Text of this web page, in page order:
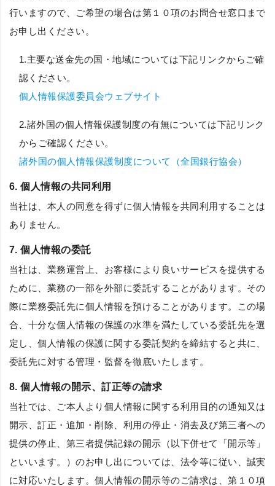
行いますので、ご希望の場合は第１０項のお問合せ窓口まで
お申し出ください。
1.主要な送金先の国・地域については下記リンクからご確
認ください。
個人情報保護委員会ウェブサイト
2.諸外国の個人情報保護制度の有無については下記リンク
からご確認ください。
諸外国の個人情報保護制度について（全国銀行協会）
6. 個人情報の共同利用
当社は、本人の同意を得ずに個人情報を共同利用することは
ありません。
7. 個人情報の委託
当社は、業務運営上、お客様により良いサービスを提供する
ために、業務の一部を外部に委託することがあります。その
際に業務委託先に個人情報を預けることがあります。この場
合、十分な個人情報の保護の水準を満たしている委託先を選
定し、個人情報の保護に関する委託契約を締結すると共に、
委託先に対する管理・監督を徹底いたします。
8. 個人情報の開示、訂正等の請求
当社では、ご本人より個人情報に関する利用目的の通知又は
開示、訂正・追加・削除、利用の停止・消去及び第三者への
提供の停止、第三者提供記録の開示（以下併せて「開示等」
といいます。）のお申し出については、法令等に従い、誠実
に対応いたします。個人情報の開示等のご請求は、第１０項